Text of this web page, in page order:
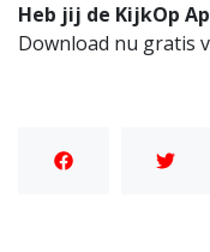
Heb jij de KijkOp
Download nu gratis